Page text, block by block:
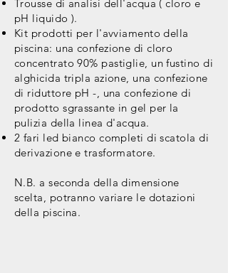
Trousse di analisi dell'acqua ( cloro e
pH liquido ).
Kit prodotti per l'avviamento della
piscina: una confezione di cloro
concentrato 90% pastiglie, un fustino di
alghicida tripla azione, una confezione
di riduttore pH -, una confezione di
prodotto sgrassante in gel per la
pulizia della linea d'acqua.
2 fari led bianco completi di scatola di
derivazione e trasformatore.
N.B. a seconda della dimensione
scelta, potranno variare le dotazioni
della piscina.